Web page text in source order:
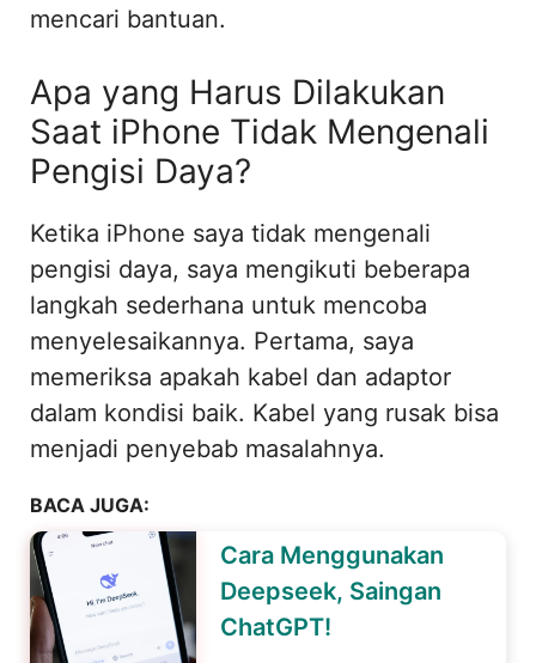
mencari bantuan.
Apa yang Harus Dilakukan
Saat iPhone Tidak Mengenali
Pengisi Daya?
Ketika iPhone saya tidak mengenali
pengisi daya, saya mengikuti beberapa
langkah sederhana untuk mencoba
menyelesaikannya. Pertama, saya
memeriksa apakah kabel dan adaptor
dalam kondisi baik. Kabel yang rusak bisa
menjadi penyebab masalahnya.
BACA JUGA:
Cara Menggunakan
Deepseek, Saingan
ChatGPT!